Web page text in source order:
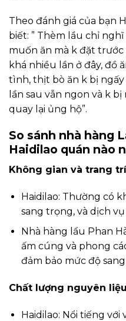
Theo đánh giá của bạn
biết: ” Thèm lầu chỉ
muốn ăn mà k đặt
khá nhiều lần ở đây, đồ
tình, thịt bò ăn k bị
lần sau vẫn ngon và k
quay lại ủng hộ”.
So sánh nhà hàng
Haidilao quán nào
Không gian và trang
Haidilao: Thường có
sang trọng, và dịch
Nhà hàng lẩu Phan
ấm cúng và phong
đảm bảo mức độ
Chất lượng nguyên
Haidilao: Nổi tiếng